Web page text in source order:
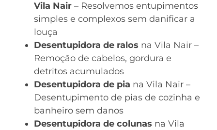
Vila Nair – Resolvemos entupimentos
simples e complexos sem danificar a
louça
Desentupidora de ralos na Vila Nair –
Remoção de cabelos, gordura e
detritos acumulados
Desentupidora de pia na Vila Nair –
Desentupimento de pias de cozinha e
banheiro sem danos
Desentupidora de colunas na Vila